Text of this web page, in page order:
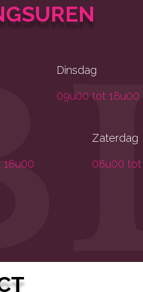
Dinsdag
09u00 tot 18u00
Zaterdag
08u00 tot